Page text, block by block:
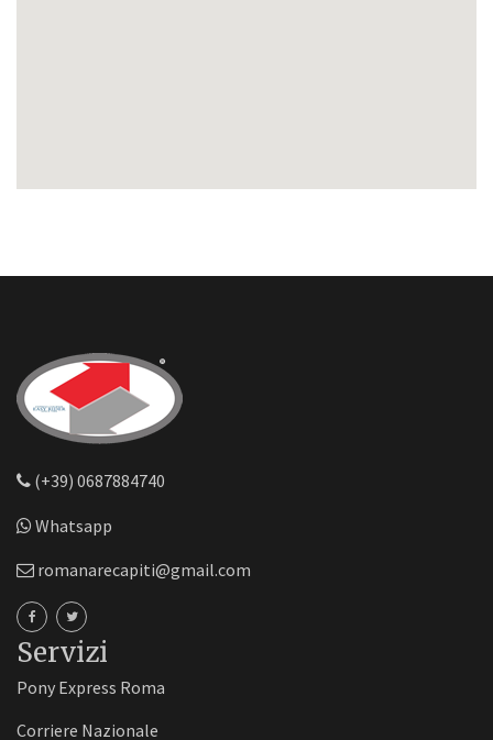
(+39) 0687884740
Whatsapp
romanarecapiti@gmail.com
Servizi
Pony Express Roma
Corriere Nazionale